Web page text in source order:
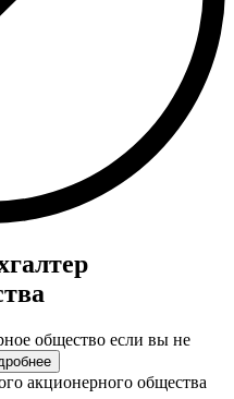
общество если вы не
акционерного общества